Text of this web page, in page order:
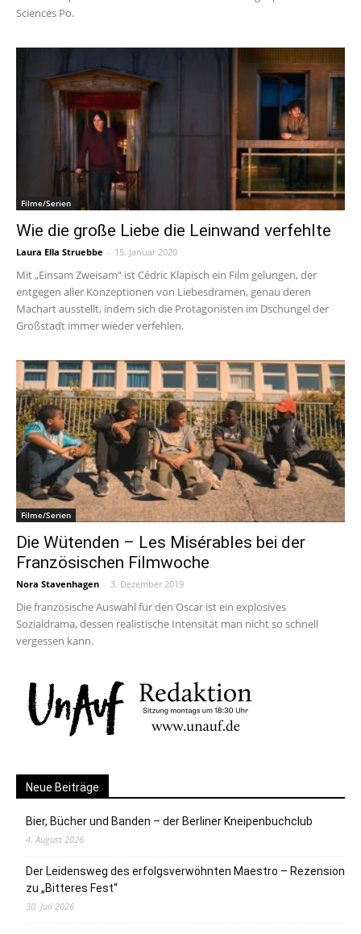
Sciences Po.
Filme/Serien
Wie die große Liebe die Leinwand verfehlte
Laura Ella Struebbe - 15. Januar 2020
Mit „Einsam Zweisam“ ist Cédric Klapisch ein Film gelungen, der
entgegen aller Konzeptionen von Liebesdramen, genau deren
Machart ausstellt, indem sich die Protagonisten im Dschungel der
Großstadt immer wieder verfehlen.
Filme/Serien
Die Wütenden – Les Misérables bei der
Französischen Filmwoche
Nora Stavenhagen - 3. Dezember 2019
Die französische Auswahl für den Oscar ist ein explosives
Sozialdrama, dessen realistische Intensität man nicht so schnell
vergessen kann.
Neue Beiträge
Bier, Bücher und Banden – der Berliner Kneipenbuchclub
4. August 2026
Der Leidensweg des erfolgsverwöhnten Maestro – Rezension
zu „Bitteres Fest“
30. Juli 2026